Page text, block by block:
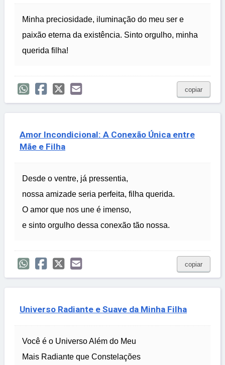
Minha preciosidade, iluminação do meu ser e
paixão eterna da existência. Sinto orgulho, minha
querida filha!
copiar
Amor Incondicional: A Conexão Única entre
Mãe e Filha
Desde o ventre, já pressentia,
nossa amizade seria perfeita, filha querida.
O amor que nos une é imenso,
e sinto orgulho dessa conexão tão nossa.
copiar
Universo Radiante e Suave da Minha Filha
Você é o Universo Além do Meu
Mais Radiante que Constelações